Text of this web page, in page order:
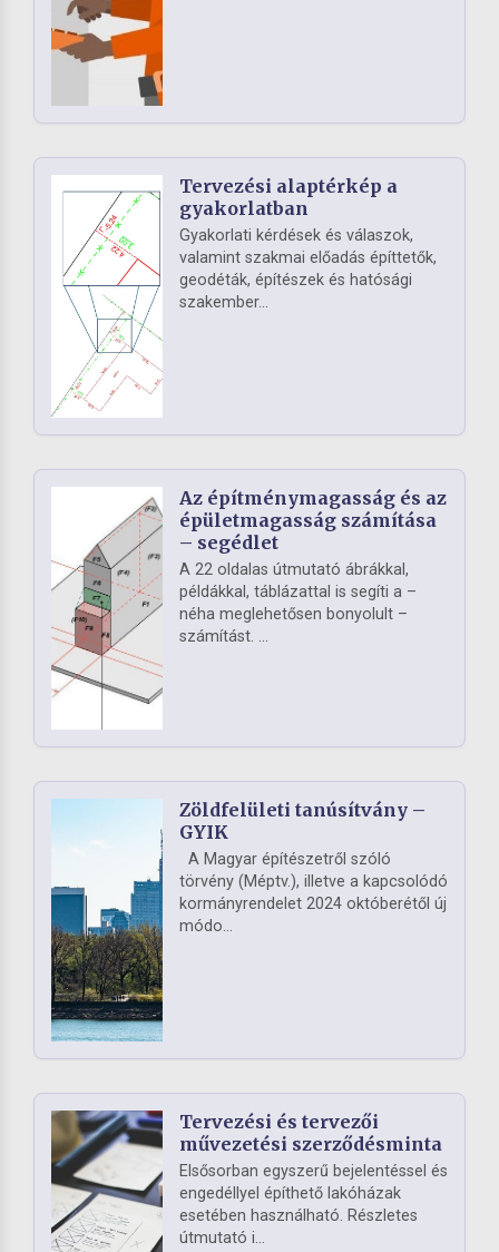
Tervezési alaptérkép a
gyakorlatban
Gyakorlati kérdések és válaszok,
valamint szakmai előadás építtetők,
geodéták, építészek és hatósági
szakember...
Az építménymagasság és az
épületmagasság számítása
– segédlet
A 22 oldalas útmutató ábrákkal,
példákkal, táblázattal is segíti a –
néha meglehetősen bonyolult –
számítást. ...
Zöldfelületi tanúsítvány –
GYIK
A Magyar építészetről szóló
törvény (Méptv.), illetve a kapcsolódó
kormányrendelet 2024 októberétől új
módo...
Tervezési és tervezői
művezetési szerződésminta
Elsősorban egyszerű bejelentéssel és
engedéllyel építhető lakóházak
esetében használható. Részletes
útmutató i...